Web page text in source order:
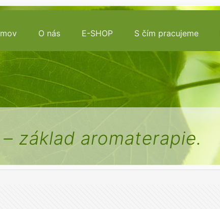
O nás E-SHOP S čím pracujeme
základ aromaterapie.